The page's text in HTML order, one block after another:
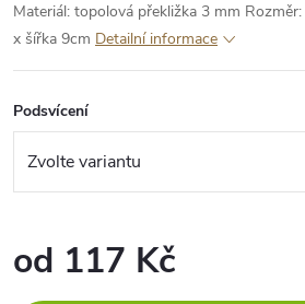
Materiál: topolová překližka 3 mm
x šířka 9cm Detailní informace
Podsvícení
od 117 Kč